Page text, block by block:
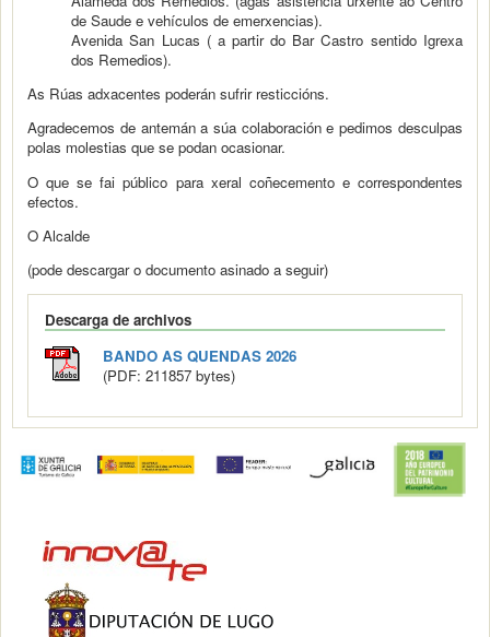
de Saude e vehículos de emerxencias).
Avenida San Lucas ( a partir do Bar Castro sentido Igrexa
dos Remedios).
As Rúas adxacentes poderán sufrir resticcións.
Agradecemos de antemán a súa colaboración e pedimos desculpas
polas molestias que se podan ocasionar.
O que se fai público para xeral coñecemento e correspondentes
efectos.
O Alcalde
(pode descargar o documento asinado a seguir)
Descarga de archivos
BANDO AS QUENDAS 2026
(PDF: 211857 bytes)